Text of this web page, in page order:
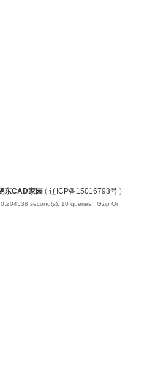
东CAD家园 ( 辽ICP备15016793号 )
second(s), 10 queries , Gzip On.